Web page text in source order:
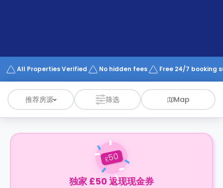
Works
All Properties Verified No hidden fees Free 24/7 booking
推荐房源 筛选 Map
£50
独家 £50 返现现金券